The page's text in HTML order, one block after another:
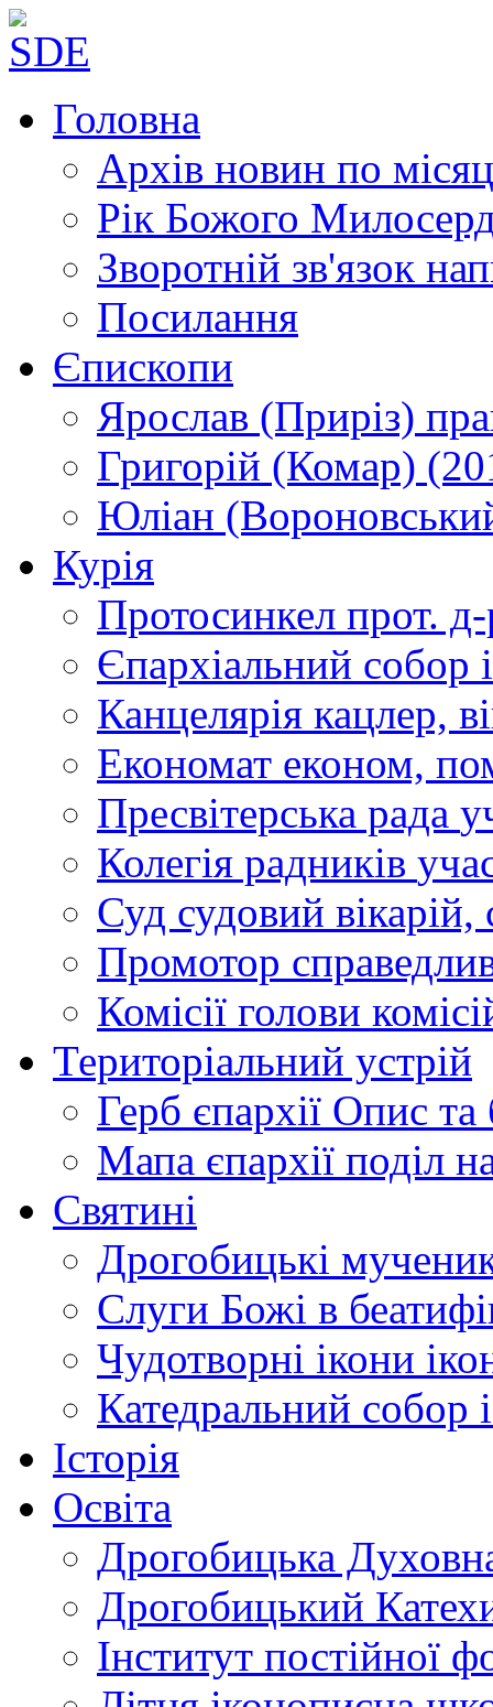
Головна
Архів новин по
Рік Божого
Зворотній зв'язок
Посилання
Єпископи
Ярослав (Приріз)
Григорій (Комар)
Юліан
Курія
Протосинкел прот.
Єпархіальний собор
Канцелярія кацлер,
Економат економ,
Пресвітерська рада
Колегія радників
Суд судовий вікарій,
Промотор
Комісії голови
Територіальний устрій
Герб єпархії Опис та
Мапа єпархії поділ
Святині
Дрогобицькі
Слуги Божі в
Чудотворні ікони
Катедральний собор
Історія
Освіта
Дрогобицька
Дрогобицький
Інститут постійної